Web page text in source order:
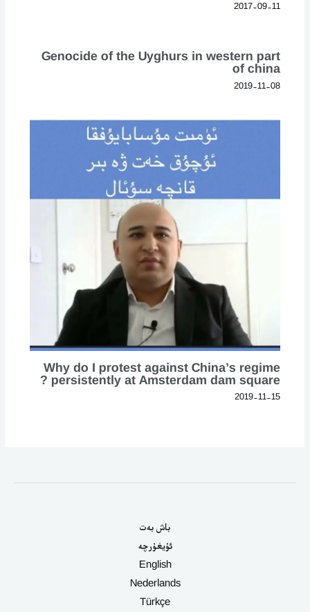
2017-09-11
Genocide of the Uyghurs in western part
of china
2019-11-08
Why do I protest against China’s regime
persistently at Amsterdam dam square ?
2019-11-15
باش بەت
ئۇيغۇرچە
English
Nederlands
Türkçe